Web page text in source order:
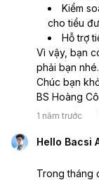
Kiểm
cho tiểu
Hỗ trợ
Vì vậy, bạn
phải bạn nhé.
Chúc bạn
BS Hoàng
1 năm trước
Hello Bacsi
Trong tháng